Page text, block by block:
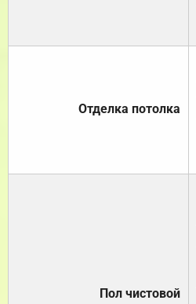
Отделка потолка
Пол чистовой